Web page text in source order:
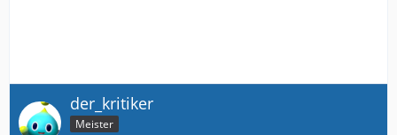
der_kritiker
Meister